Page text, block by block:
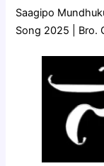
Saagipo
Song 2025 | Bro.